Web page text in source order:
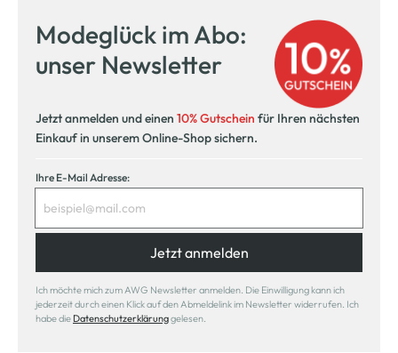
Modeglück im Abo:
unser Newsletter
Jetzt anmelden und einen 10% Gutschein für Ihren nächsten
Einkauf in unserem Online-Shop sichern.
Ihre E-Mail Adresse:
Jetzt anmelden
Ich möchte mich zum AWG Newsletter anmelden. Die Einwilligung kann ich
jederzeit durch einen Klick auf den Abmeldelink im Newsletter widerrufen. Ich
habe die Datenschutzerklärunggelesen.